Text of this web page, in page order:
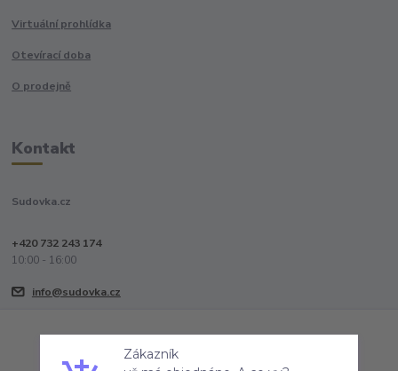
Virtuální prohlídka
Otevírací doba
O prodejně
Kontakt
Sudovka.cz
+420 732 243 174
10:00 - 16:00
info@sudovka.cz
Nastavení Souhlasím
Zákazník
už má objednáno. A co vy?